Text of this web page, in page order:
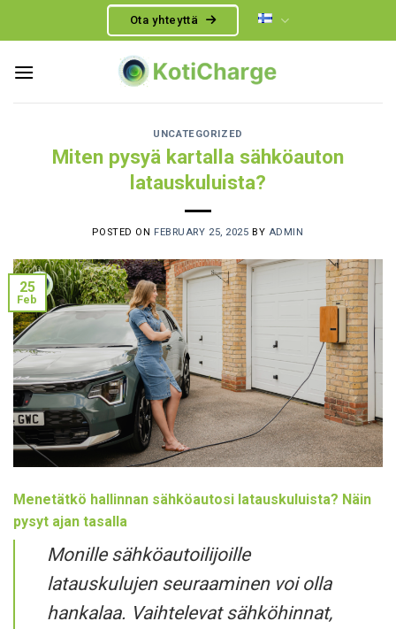
Ota yhteyttä
UNCATEGORIZED
Miten pysyä kartalla sähköauton
latauskuluista?
POSTED ON FEBRUARY 25, 2025 BY ADMIN
25
Feb
Menetätkö hallinnan sähköautosi latauskuluista? Näin
pysyt ajan tasalla
Monille sähköautoilijoille
latauskulujen seuraaminen voi olla
hankalaa. Vaihtelevat sähköhinnat,